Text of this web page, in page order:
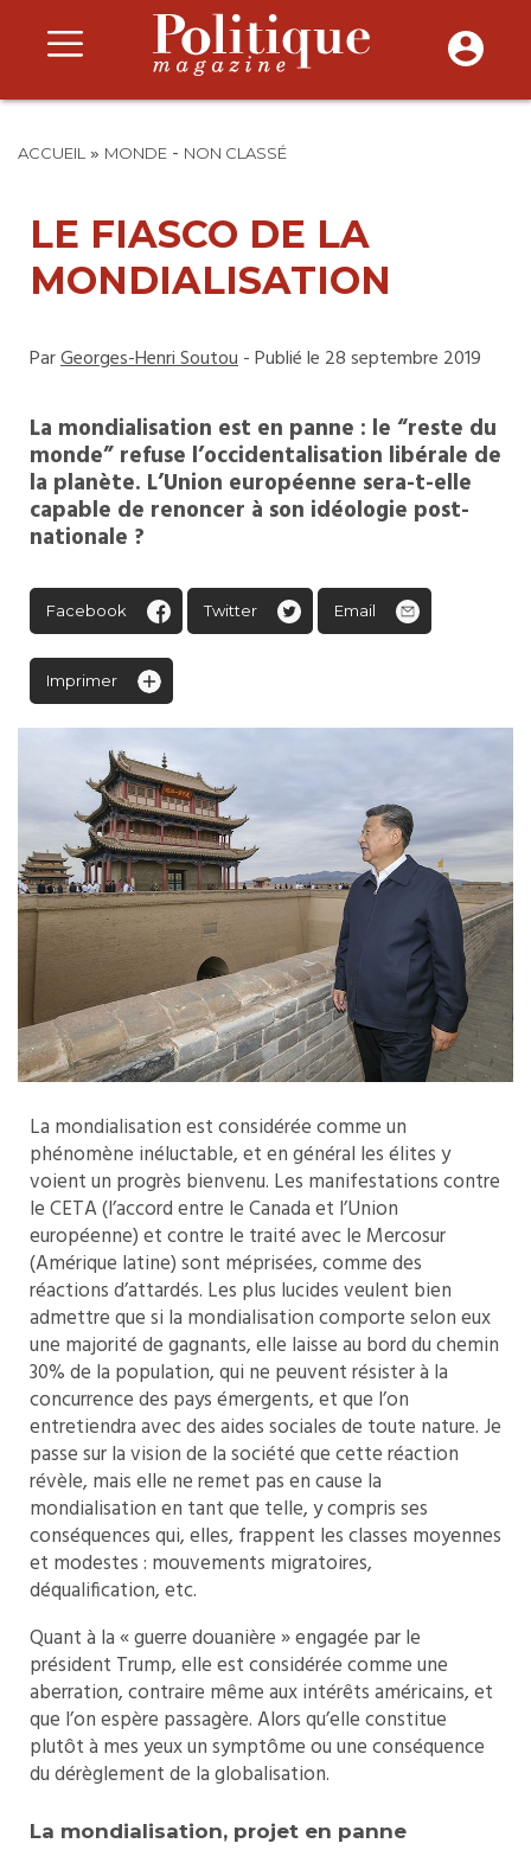
ACCUEIL » MONDE - NON CLASSÉ
LE FIASCO DE LA
MONDIALISATION
ParGeorges-Henri Soutou- Publié le 28 septembre 2019
La mondialisation est en panne : le “reste du
monde” refuse l’occidentalisation libérale de
la planète. L’Union européenne sera-t-elle
capable de renoncer à son idéologie post-
nationale ?
Facebook Twitter Email
Imprimer
La mondialisation est considérée comme un
phénomène inéluctable, et en général les élites y
voient un progrès bienvenu. Les manifestations contre
le CETA (l’accord entre le Canada et l’Union
européenne) et contre le traité avec le Mercosur
(Amérique latine) sont méprisées, comme des
réactions d’attardés. Les plus lucides veulent bien
admettre que si la mondialisation comporte selon eux
une majorité de gagnants, elle laisse au bord du chemin
30% de la population, qui ne peuvent résister à la
concurrence des pays émergents, et que l’on
entretiendra avec des aides sociales de toute nature. Je
passe sur la vision de la société que cette réaction
révèle, mais elle ne remet pas en cause la
mondialisation en tant que telle, y compris ses
conséquences qui, elles, frappent les classes moyennes
et modestes : mouvements migratoires,
déqualification, etc.
Quant à la « guerre douanière » engagée par le
président Trump, elle est considérée comme une
aberration, contraire même aux intérêts américains, et
que l’on espère passagère. Alors qu’elle constitue
plutôt à mes yeux un symptôme ou une conséquence
du dérèglement de la globalisation.
La mondialisation, projet en panne